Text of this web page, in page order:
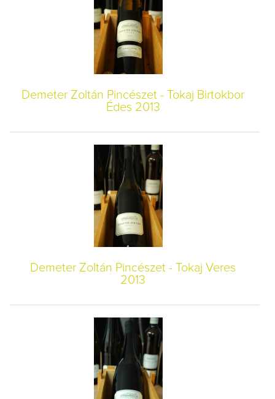
Demeter Zoltán Pincészet - Tokaj Birtokbor
Édes 2013
Demeter Zoltán Pincészet - Tokaj Veres
2013